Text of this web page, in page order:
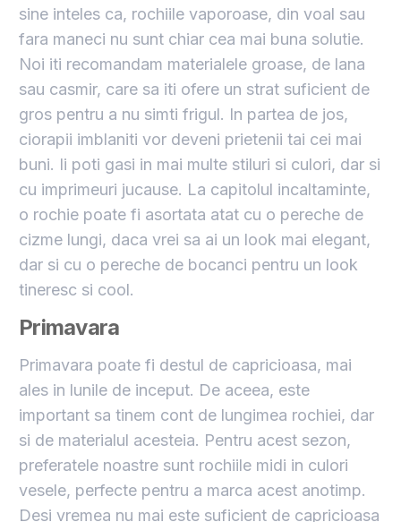
sine inteles ca, rochiile vaporoase, din voal sau
fara maneci nu sunt chiar cea mai buna solutie.
Noi iti recomandam materialele groase, de lana
sau casmir, care sa iti ofere un strat suficient de
gros pentru a nu simti frigul. In partea de jos,
ciorapii imblaniti vor deveni prietenii tai cei mai
buni. Ii poti gasi in mai multe stiluri si culori, dar si
cu imprimeuri jucause. La capitolul incaltaminte,
o rochie poate fi asortata atat cu o pereche de
cizme lungi, daca vrei sa ai un look mai elegant,
dar si cu o pereche de bocanci pentru un look
tineresc si cool.
Primavara
Primavara poate fi destul de capricioasa, mai
ales in lunile de inceput. De aceea, este
important sa tinem cont de lungimea rochiei, dar
si de materialul acesteia. Pentru acest sezon,
preferatele noastre sunt rochiile midi in culori
vesele, perfecte pentru a marca acest anotimp.
Desi vremea nu mai este suficient de capricioasa